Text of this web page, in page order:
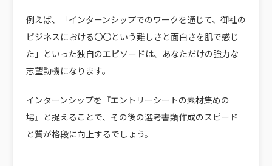
例えば、「インターンシップでのワークを通じて、御社の
ビジネスにおける〇〇という難しさと面白さを肌で感じ
た」といった独自のエピソードは、あなただけの強力な
志望動機になります。
インターンシップを『エントリーシートの素材集めの
場』と捉えることで、その後の選考書類作成のスピード
と質が格段に向上するでしょう。